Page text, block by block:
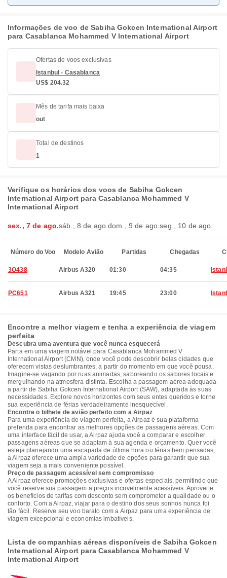
Informações de voo de Sabiha Gokcen International Airport
para Casablanca Mohammed V International Airport
Ofertas de voos exclusivas
Istanbul - Casablanca
US$ 204.32
Mês de tarifa mais baixa
out
Total de destinos
1
Verifique os horários dos voos de Sabiha Gokcen
International Airport para Casablanca Mohammed V
International Airport
sex., 7 de ago.sáb., 8 de ago.dom., 9 de ago.seg., 10 de ago.
Número do Voo Modelo Avião Partidas Chegadas
3O438 Airbus A320 01:30 04:35
PC651 Airbus A321 19:45 23:00
Encontre a melhor viagem e tenha a experiência de viagem
perfeita
Descubra uma aventura que você nunca esquecerá
Parta em uma viagem notável para Casablanca Mohammed V
International Airport (CMN), onde você pode descobrir belas cidades que
oferecem vistas deslumbrantes, a partir do momento em que você pousa.
Imagine-se vagando por ruas animadas, saboreando os sabores locais e
mergulhando na atmosfera distinta. Escolha a passagem aérea adequada
a partir de Sabiha Gokcen International Airport (SAW), adaptada às suas
necessidades. Explore novos horizontes com seus entes queridos e torne
sua experiência de férias verdadeiramente inesquecível.
Encontre o bilhete de avião perfeito com a Airpaz
Para uma experiência de viagem perfeita, a Airpaz é sua plataforma
preferida para encontrar as melhores opções de passagens aéreas. Com
uma interface fácil de usar, a Airpaz ajuda você a comparar e escolher
passagens aéreas que se adaptam à sua agenda e orçamento. Quer você
esteja planejando uma escapada de última hora ou férias bem pensadas,
a Airpaz oferece uma ampla variedade de opções para garantir que sua
viagem seja a mais conveniente possível.
Preço de passagem acessível sem compromisso
A Airpaz oferece promoções exclusivas e ofertas especiais, permitindo que
você reserve sua passagem a preços incrivelmente acessíveis. Aproveite
os benefícios de tarifas com desconto sem comprometer a qualidade ou o
conforto. Com a Airpaz, viajar para o destino dos seus sonhos nunca foi
tão fácil. Reserve seu voo barato com a Airpaz para uma experiência de
viagem excepcional e economias imbatíveis.
Lista de companhias aéreas disponíveis de Sabiha Gokcen
International Airport para Casablanca Mohammed V
International Airport